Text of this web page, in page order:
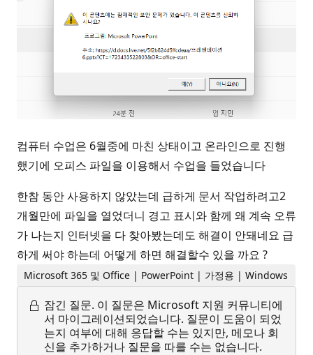
컴퓨터 수업은 6월중에 마친 상태이고 온라인으로 진행
했기에 오피스 파일을 이용해서 수업을 들었습니다
한참 동안 사용하지 않았는데 급하게 문서 작업하려고2
개월만에 파일을 열었더니 경고 표시와 함께 왜 계속 오류
가 나는지 인터넷을 다 찾아봤는데도 해결이 안돼네요 급
하게 써야 하는데 어떻게 하면 해결할수 있을 까요 ?
Microsoft 365 및 Office | PowerPoint | 가정용 | Windows
잠긴 질문. 이 질문은 Microsoft 지원 커뮤니티에
서 마이그레이션되었습니다. 질문이 도움이 되었
는지 여부에 대해 응답할 수는 있지만, 메모나 회
신을 추가하거나 질문을 따를 수는 없습니다.